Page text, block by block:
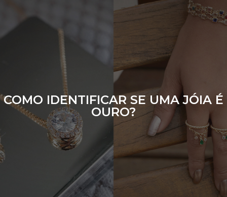
COMO IDENTIFICAR SE UMA JÓIA É
OURO?